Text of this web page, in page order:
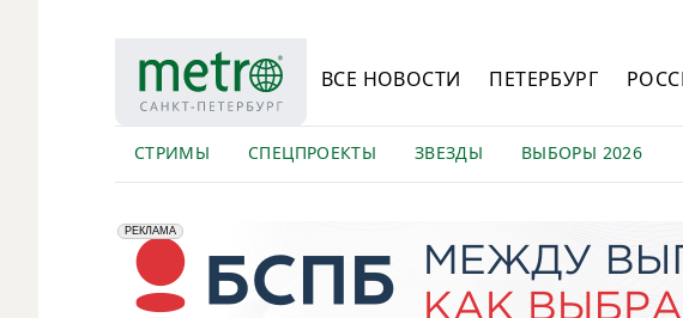
ВСЕ НОВОСТИ ПЕТЕРБУРГ
СТРИМЫ СПЕЦПРОЕКТЫ ЗВЕЗДЫ ВЫБОРЫ 2026
erid: 2VfnxyFybV5
РЕКЛАМА
ПАО "Банк "Санкт-Петербург", ИНН: 7831000027